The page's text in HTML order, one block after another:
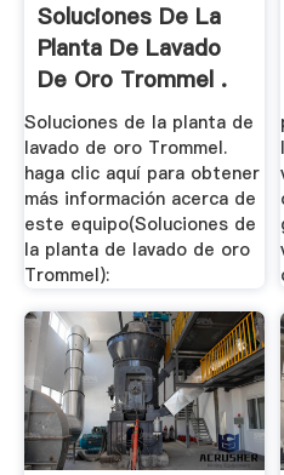
Soluciones De La
Planta De Lavado
De Oro Trommel .
Soluciones de la planta de
lavado de oro Trommel.
haga clic aquí para obtener
más información acerca de
este equipo(Soluciones de
la planta de lavado de oro
Trommel):